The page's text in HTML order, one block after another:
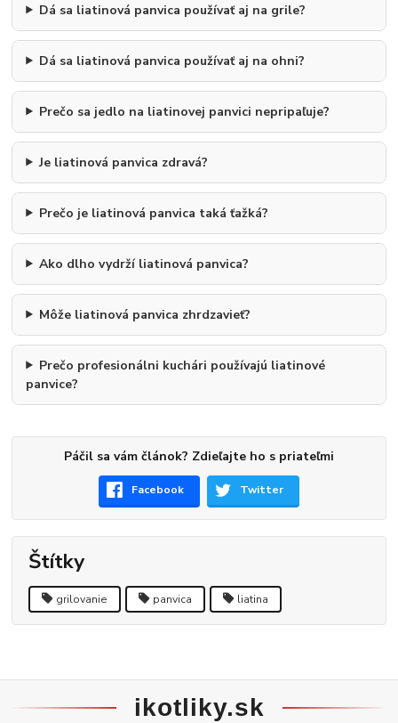
Dá sa liatinová panvica používať aj na grile?
Dá sa liatinová panvica používať aj na ohni?
Prečo sa jedlo na liatinovej panvici nepripaľuje?
Je liatinová panvica zdravá?
Prečo je liatinová panvica taká ťažká?
Ako dlho vydrží liatinová panvica?
Môže liatinová panvica zhrdzavieť?
Prečo profesionálni kuchári používajú liatinové
panvice?
Páčil sa vám článok? Zdieľajte ho s priateľmi
Facebook Twitter
Štítky
grilovanie panvica liatina
ikotliky.sk